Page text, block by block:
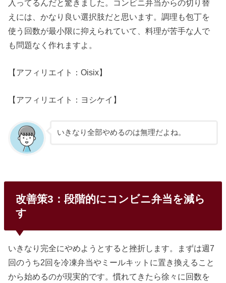
入ってるんだと驚きました。コンビニ弁当からの切り替
えには、かなり良い選択肢だと思います。調理も包丁を
使う回数が最小限に抑えられていて、料理が苦手な人で
も問題なく作れますよ。
【アフィリエイト：Oisix】
【アフィリエイト：ヨシケイ】
いきなり全部やめるのは無理だよね。
改善策3：段階的にコンビニ弁当を減ら
す
いきなり完全にやめようとすると挫折します。まずは週7
回のうち2回を冷凍弁当やミールキットに置き換えること
から始めるのが現実的です。慣れてきたら徐々に回数を